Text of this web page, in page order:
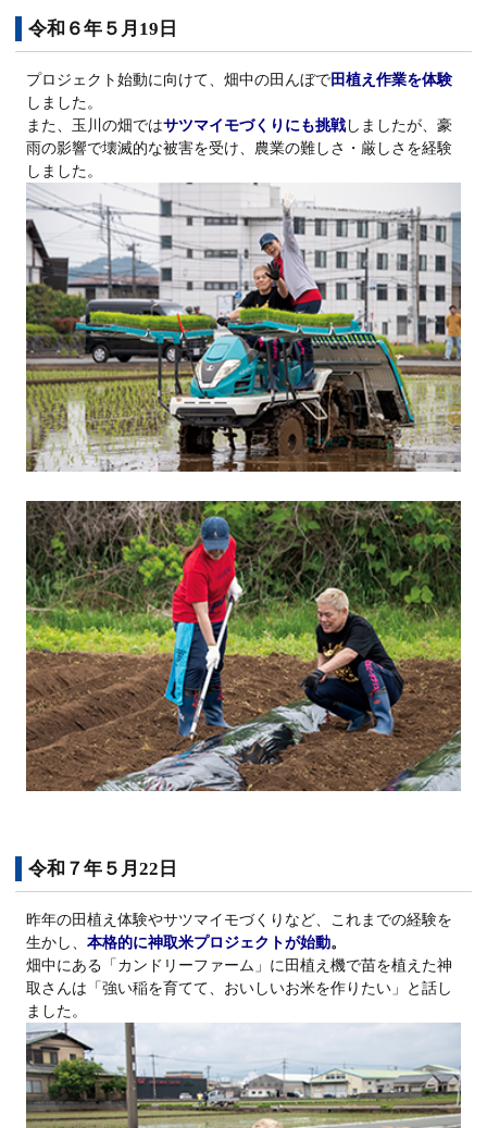
令和６年５月19日
プロジェクト始動に向けて、畑中の田んぼで田植え作業を体験
しました。
また、玉川の畑ではサツマイモづくりにも挑戦しましたが、豪
雨の影響で壊滅的な被害を受け、農業の難しさ・厳しさを経験
しました。
令和７年５月22日
昨年の田植え体験やサツマイモづくりなど、これまでの経験を
生かし、 本格的に神取米プロジェクトが始動。
畑中にある「カンドリーファーム」に田植え機で苗を植えた神
取さんは「強い稲を育てて、おいしいお米を作りたい」と話し
ました。